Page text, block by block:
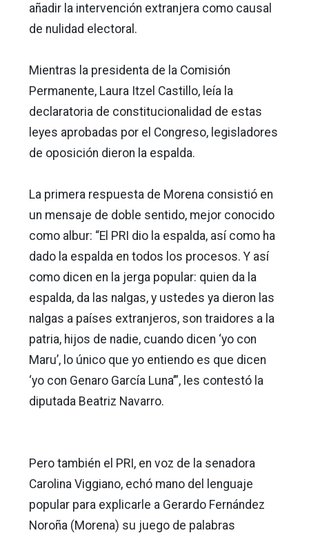
añadir la intervención extranjera como causal
de nulidad electoral.
Mientras la presidenta de la Comisión
Permanente, Laura Itzel Castillo, leía la
declaratoria de constitucionalidad de estas
leyes aprobadas por el Congreso, legisladores
de oposición dieron la espalda.
La primera respuesta de Morena consistió en
un mensaje de doble sentido, mejor conocido
como albur: “El PRI dio la espalda, así como ha
dado la espalda en todos los procesos. Y así
como dicen en la jerga popular: quien da la
espalda, da las nalgas, y ustedes ya dieron las
nalgas a países extranjeros, son traidores a la
patria, hijos de nadie, cuando dicen ‘yo con
Maru’, lo único que yo entiendo es que dicen
‘yo con Genaro García Luna’”, les contestó la
diputada Beatriz Navarro.
Pero también el PRI, en voz de la senadora
Carolina Viggiano, echó mano del lenguaje
popular para explicarle a Gerardo Fernández
Noroña (Morena) su juego de palabras